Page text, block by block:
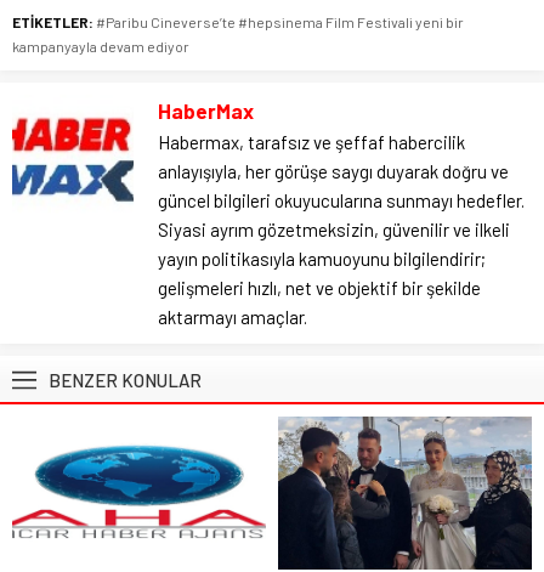
ETİKETLER: #Paribu Cineverse’te #hepsinema Film Festivali yeni bir
kampanyayla devam ediyor
HaberMax
Habermax, tarafsız ve şeffaf habercilik
anlayışıyla, her görüşe saygı duyarak doğru ve
güncel bilgileri okuyucularına sunmayı hedefler.
Siyasi ayrım gözetmeksizin, güvenilir ve ilkeli
yayın politikasıyla kamuoyunu bilgilendirir;
gelişmeleri hızlı, net ve objektif bir şekilde
aktarmayı amaçlar.
BENZER KONULAR